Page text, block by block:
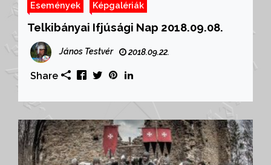
Események Képgalériák
Telkibányai Ifjúsági Nap 2018.09.08.
János Testvér 2018.09.22.
Share